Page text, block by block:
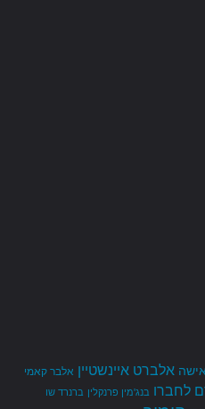
אישה אלברט איינשטיין אלבר קאמי
לחברו בנג'מין פרנקלין ברנרד שו